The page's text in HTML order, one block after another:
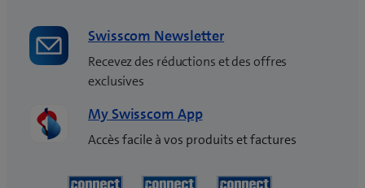
Swisscom Newsletter
Recevez des réductions et des offres
exclusives
My Swisscom App
Accès facile à vos produits et factures